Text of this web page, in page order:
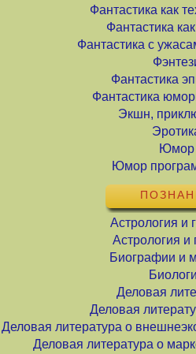
Фантастика как
Фантастика
Фантастика с
Фантастика
Фантастика
Экшн,
Юмор
Юмор
Астрология и
Астрология и
Биографии и
Деловая
Деловая
Деловая литература о
Деловая литература о